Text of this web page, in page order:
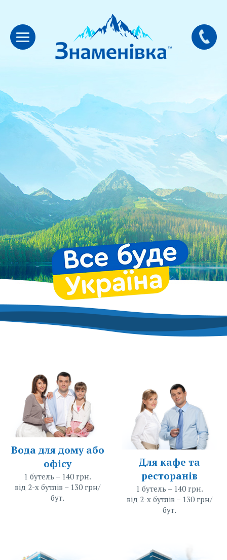
-50%. Два бутилi за ціною
одного
Купуйте два бутиля води “Знаменівка” за ціною
одного. Акція діє при першому замовленнi (для
нових клієнтів).
Вода для дому або
офісу
1 бутель – 140 грн.
від 2-х бутлів – 130 грн/
бут.
Для кафе та
ресторанів
1 бутель – 140 грн.
від 2-х бутлів – 130 грн/
бут.